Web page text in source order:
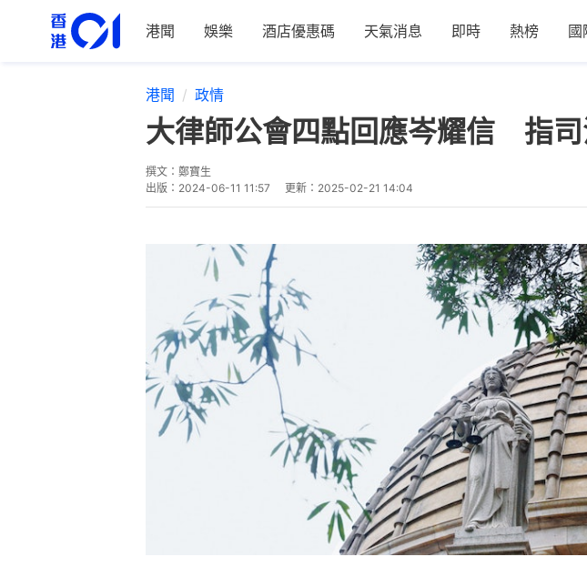
港聞 娛樂 酒店優惠碼 天氣消息 即時 熱榜 國
港聞 政情
大律師公會四點回應岑耀信 指
撰文： 鄭寶生
出版： 2024-06-11 11:57 更新： 2025-02-21 14:04